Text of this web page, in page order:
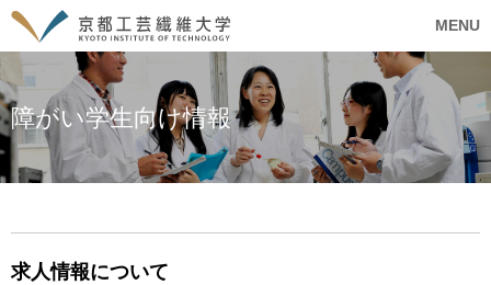
MENU
障がい学生向け情報
求人情報について